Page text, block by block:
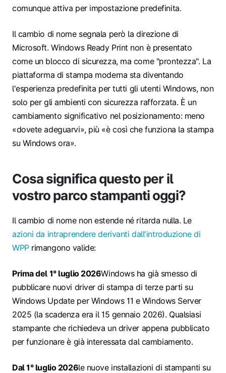
comunque attiva per impostazione predefinita.
Il cambio di nome segnala però la direzione di
Microsoft. Windows Ready Print non è presentato
come un blocco di sicurezza, ma come "prontezza". La
piattaforma di stampa moderna sta diventando
l'esperienza predefinita per tutti gli utenti Windows, non
solo per gli ambienti con sicurezza rafforzata. È un
cambiamento significativo nel posizionamento: meno
«dovete adeguarvi», più «è così che funziona la stampa
su Windows ora».
Cosa significa questo per il
vostro parco stampanti oggi?
Il cambio di nome non estende né ritarda nulla. Le
azioni da intraprendere derivanti dall'introduzione di
WPPrimangono valide:
Prima del 1° luglio 2026Windows ha già smesso di
pubblicare nuovi driver di stampa di terze parti su
Windows Update per Windows 11 e Windows Server
2025 (la scadenza era il 15 gennaio 2026). Qualsiasi
stampante che richiedeva un driver appena pubblicato
per funzionare è già interessata dal cambiamento.
Dal 1° luglio 2026le nuove installazioni di stampanti su